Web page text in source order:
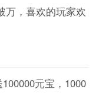
万，喜欢的玩家欢
元宝，1000